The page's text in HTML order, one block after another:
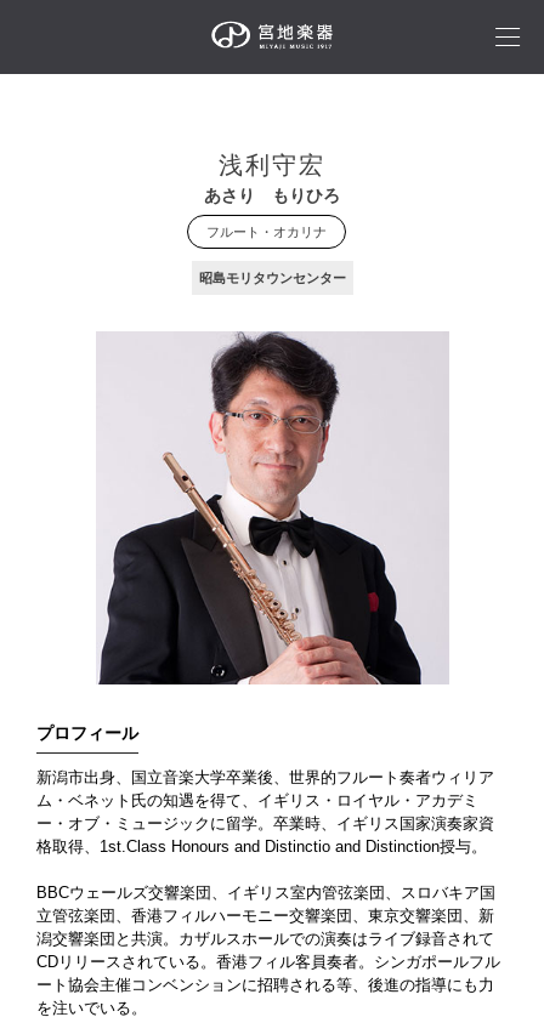
浅利守宏
あさり もりひろ
フルート・オカリナ
昭島モリタウンセンター
プロフィール
新潟市出身、国立音楽大学卒業後、世界的フルート奏者ウィリア
ム・ベネット氏の知遇を得て、イギリス・ロイヤル・アカデミ
ー・オブ・ミュージックに留学。卒業時、イギリス国家演奏家資
格取得、1st.Class Honours and Distinctio and Distinction授与。
BBCウェールズ交響楽団、イギリス室内管弦楽団、スロバキア国
立管弦楽団、香港フィルハーモニー交響楽団、東京交響楽団、新
潟交響楽団と共演。カザルスホールでの演奏はライブ録音されて
CDリリースされている。香港フィル客員奏者。シンガポールフル
ート協会主催コンベンションに招聘される等、後進の指導にも力
を注いでいる。